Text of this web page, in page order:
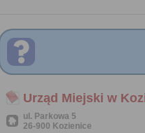
Urząd Miejski w
ul. Parkowa 5
26-900 Kozienice